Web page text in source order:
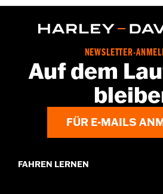
NEWSLETTER-
Auf dem
FÜR E-MAILS
FAHREN LERNEN